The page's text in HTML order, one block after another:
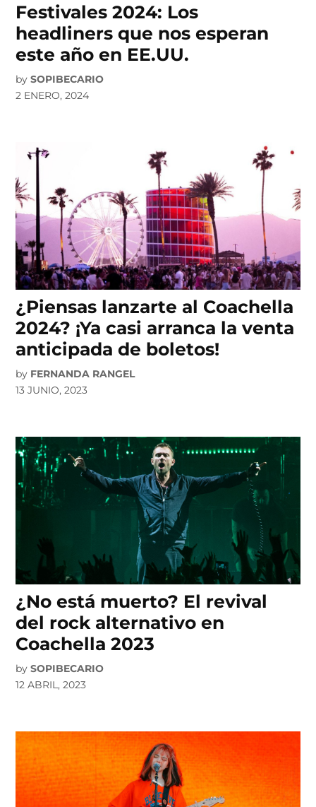
Festivales 2024: Los
headliners que nos esperan
este año en EE.UU.
by SOPIBECARIO
2 ENERO, 2024
¿Piensas lanzarte al Coachella
2024? ¡Ya casi arranca la venta
anticipada de boletos!
by FERNANDA RANGEL
13 JUNIO, 2023
¿No está muerto? El revival
del rock alternativo en
Coachella 2023
by SOPIBECARIO
12 ABRIL, 2023